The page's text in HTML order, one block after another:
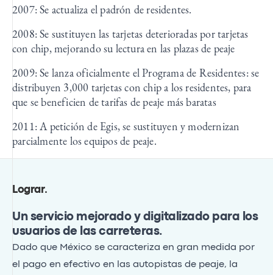
2007: Se actualiza el padrón de residentes.
2008: Se sustituyen las tarjetas deterioradas por tarjetas
con chip, mejorando su lectura en las plazas de peaje
2009: Se lanza oficialmente el Programa de Residentes: se
distribuyen 3,000 tarjetas con chip a los residentes, para
que se beneficien de tarifas de peaje más baratas
2011: A petición de Egis, se sustituyen y modernizan
parcialmente los equipos de peaje.
Lograr.
Un servicio mejorado y digitalizado para los
usuarios de las carreteras.
Dado que México se caracteriza en gran medida por
el pago en efectivo en las autopistas de peaje, la